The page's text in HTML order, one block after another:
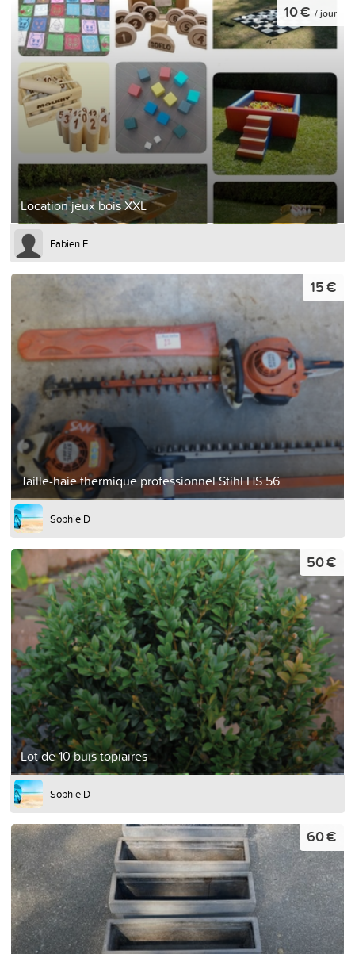
Location jeux bois XXL
10 € / jour
Fabien F
Taille-haie thermique professionnel Stihl HS 56
15 €
Sophie D
Lot de 10 buis topiaires
50 €
Sophie D
60 €